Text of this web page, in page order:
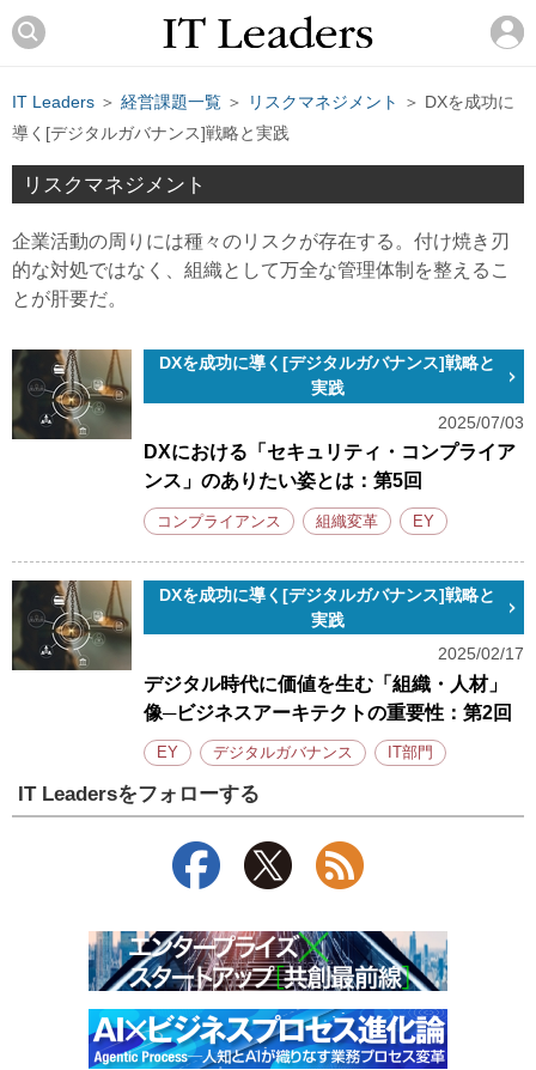
IT Leaders ＞ 経営課題一覧 ＞ リスクマネジメント
＞ DXを成功に
導く[デジタルガバナンス]戦略と実践
リスクマネジメント
企業活動の周りには種々のリスクが存在する。付け焼き刃
的な対処ではなく、組織として万全な管理体制を整えるこ
とが肝要だ。
DXを成功に導く[デジタルガバナンス]戦略と
実践
2025/07/03
DXにおける「セキュリティ・コンプライア
ンス」のありたい姿とは：第5回
コンプライアンス 組織変革 EY
DXを成功に導く[デジタルガバナンス]戦略と
実践
2025/02/17
デジタル時代に価値を生む「組織・人材」
像─ビジネスアーキテクトの重要性：第2回
EY デジタルガバナンス IT部門
IT Leadersをフォローする